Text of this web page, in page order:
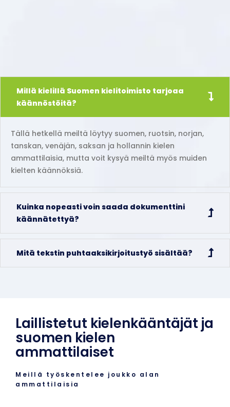
Millä kielillä Suomen kielitoimisto tarjoaa
käännöstöitä?
Tällä hetkellä meiltä löytyy suomen, ruotsin, norjan,
tanskan, venäjän, saksan ja hollannin kielen
ammattilaisia, mutta voit kysyä meiltä myös muiden
kielten käännöksiä.
Kuinka nopeasti voin saada dokumenttini
käännätettyä?
Mitä tekstin puhtaaksikirjoitustyö sisältää?
Laillistetut kielenkääntäjät ja
suomen kielen
ammattilaiset
Meillä työskentelee joukko alan
ammattilaisia